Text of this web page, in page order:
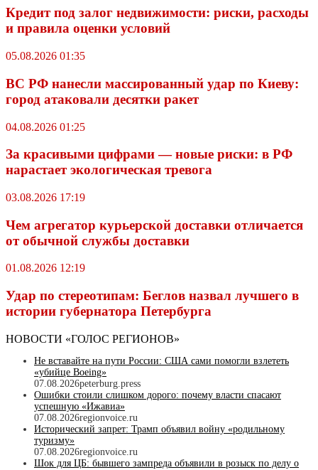
Кредит под залог недвижимости: риски, расходы
и правила оценки условий
05.08.2026 01:35
ВС РФ нанесли массированный удар по Киеву:
город атаковали десятки ракет
04.08.2026 01:25
За красивыми цифрами — новые риски: в РФ
нарастает экологическая тревога
03.08.2026 17:19
Чем агрегатор курьерской доставки отличается
от обычной службы доставки
01.08.2026 12:19
Удар по стереотипам: Беглов назвал лучшего в
истории губернатора Петербурга
НОВОСТИ «ГОЛОС РЕГИОНОВ»
Не вставайте на пути России: США сами помогли взлететь
«убийце Boeing»
07.08.2026peterburg.press
Ошибки стоили слишком дорого: почему власти спасают
успешную «Ижавиа»
07.08.2026regionvoice.ru
Исторический запрет: Трамп объявил войну «родильному
туризму»
07.08.2026regionvoice.ru
Шок для ЦБ: бывшего зампреда объявили в розыск по делу о